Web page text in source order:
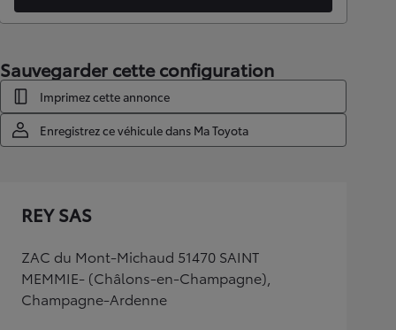
Sauvegarder cette configuration
Imprimez cette annonce
Enregistrez ce véhicule dans Ma Toyota
REY SAS
ZAC du Mont-Michaud 51470 SAINT
MEMMIE- (Châlons-en-Champagne),
Champagne-Ardenne